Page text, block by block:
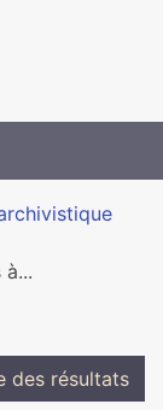
des résultats